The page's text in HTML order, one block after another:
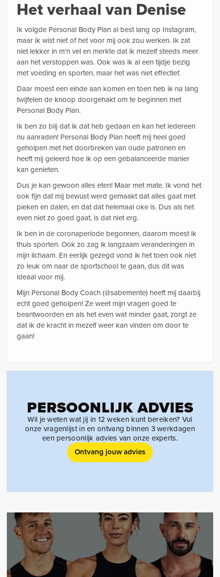
Het verhaal van Denise
Ik volgde Personal Body Plan al best lang op Instagram,
maar ik wist niet of het voor mij ook zou werken. Ik zat
niet lekker in m'n vel en merkte dat ik mezelf steeds meer
aan het verstoppen was. Ook was ik al een tijdje bezig
met voeding en sporten, maar het was niet effectief.
Daar moest een einde aan komen en toen heb ik na lang
twijfelen de knoop doorgehakt om te beginnen met
Personal Body Plan.
Ik ben zo blij dat ik dat heb gedaan en kan het iedereen
nu aanraden! Personal Body Plan heeft mij heel goed
geholpen met het doorbreken van oude patronen en
heeft mij geleerd hoe ik op een gebalanceerde manier
kan genieten.
Dus je kan gewoon alles eten! Maar met mate. Ik vond het
ook fijn dat mij bewust werd gemaakt dat alles gaat met
pieken en dalen, en dat dat helemaal oke is. Dus als het
even niet zo goed gaat, is dat niet erg.
Ik ben in de coronaperiode begonnen, daarom moest ik
thuis sporten. Ook zo zag ik langzaam veranderingen in
mijn lichaam. En eerlijk gezegd vond ik het toen ook niet
zo leuk om naar de sportschool te gaan, dus dit was
ideaal voor mij.
Mijn Personal Body Coach (@sabemente) heeft mij daarbij
echt goed geholpen! Ze weet mijn vragen goed te
beantwoorden en als het even wat minder gaat, zorgt ze
dat ik de kracht in mezelf weer kan vinden om door te
gaan!
PERSOONLIJK ADVIES
Wil je weten wat jij in 12 weken kunt bereiken? Vul
onze vragenlijst in en ontvang binnen 3 werkdagen
een persoonlijk advies van onze experts.
Ontvang jouw advies